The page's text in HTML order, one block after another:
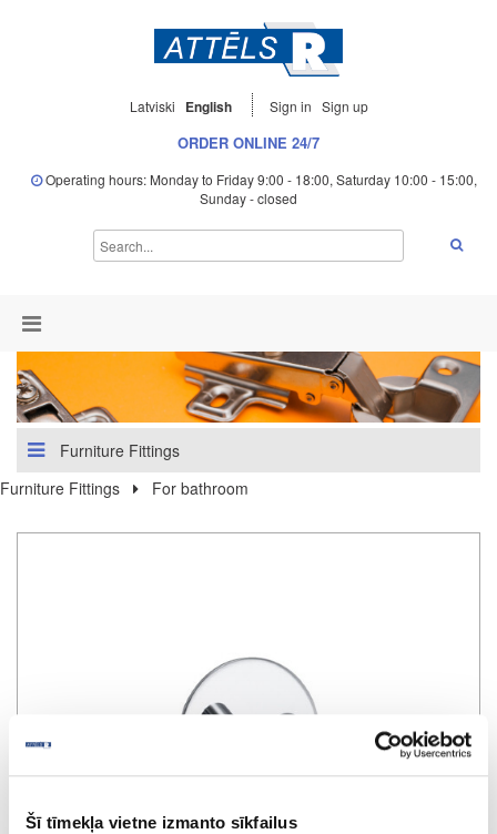
Šī tīmekļa vietne izmanto sīkfailus
Latviski English Sign in Sign up
ORDER ONLINE 24/7
Operating hours: Monday to Friday 9:00 - 18:00, Saturday 10:00 - 15:00,
Sunday - closed
Furniture Fittings
Furniture Fittings
For bathroom